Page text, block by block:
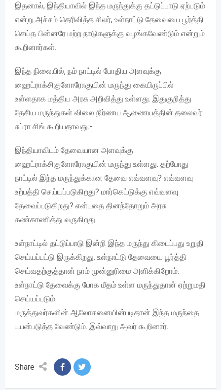
இதனால், இந்தியாவில் இந்த மருந்துக்கு தட்டுப்பாடு ஏற்படும்
என்று அச்சம் தெரிவித்த சிலர், உள்நாட்டு தேவையை பூர்த்தி
செய்த பின்னரே மற்ற நாடுகளுக்கு வழங்கவேண்டும் என்றும்
கூறினார்கள்.
இந்த நிலையில், நம் நாட்டில் போதிய அளவுக்கு
ஹைட்ராக்சிகுளோரோகுயின் மருந்து கையிருப்பில்
உள்ளதாக மத்திய அரசு அறிவித்து உள்ளது. இதுகுறித்து
தேசிய மருந்துகள் விலை நிர்ணய ஆணையத்தின் தலைவர்
சுப்ரா சிங் கூறியதாவது:-
இந்தியாவிடம் தேவையான அளவுக்கு
ஹைட்ராக்சிகுளோரோகுயின் மருந்து உள்ளது. தற்போது
நாட்டில் இந்த மருந்துக்கான தேவை எவ்வளவு? எவ்வளவு
உற்பத்தி செய்யப்படுகிறது? மார்கெட்டுக்கு எவ்வளவு
தேவைப்படுகிறது? என்பதை தினந்தோறும் அரசு
கண்காணித்து வருகிறது.
உள்நாட்டில் தட்டுப்பாடு இன்றி இந்த மருந்து கிடைப்பது உறுதி
செய்யப்பட்டு இருக்கிறது. உள்நாட்டு தேவையை பூர்த்தி
செய்வதற்குத்தான் நாம் முன்னுரிமை அளிக்கிறோம்.
உள்நாட்டு தேவைக்கு போக மீதம் உள்ள மருந்துதான் ஏற்றுமதி
செய்யப்படும்.
மருத்துவர்களின் ஆலோசனையின்படிதான் இந்த மருந்தை
பயன்படுத்த வேண்டும். இவ்வாறு அவர் கூறினார்.
Share